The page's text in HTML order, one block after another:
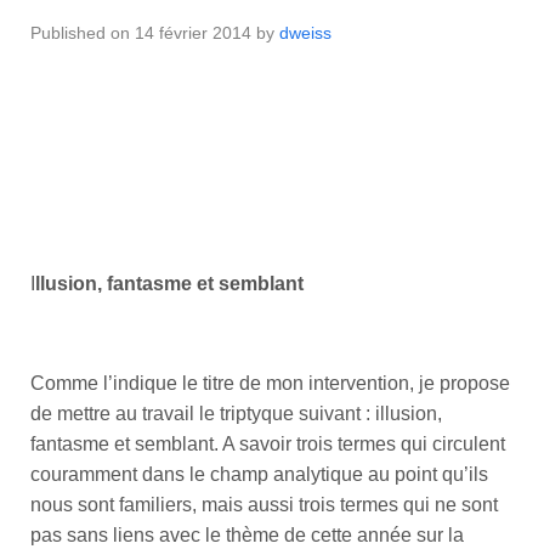
Published on 14 février 2014 by dweiss
llusion, fantasme et semblant
Comme l’indique le titre de mon intervention, je propose
de mettre au travail le triptyque suivant : illusion,
fantasme et semblant. A savoir trois termes qui circulent
couramment dans le champ analytique au point qu’ils
nous sont familiers, mais aussi trois termes qui ne sont
pas sans liens avec le thème de cette année sur la